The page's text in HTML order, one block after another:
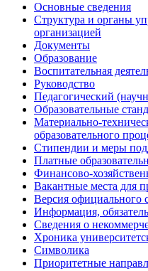
Основные сведения
Структура и органы
организацией
Документы
Образование
Воспитательная
Руководство
Педагогический
Образовательные
Материально-
образовательного
Стипендии и меры
Платные
Финансово-
Вакантные места для
Версия официального
Информация,
Сведения о
Хроника
Символика
Приоритетные